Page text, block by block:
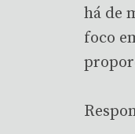
há de
foco